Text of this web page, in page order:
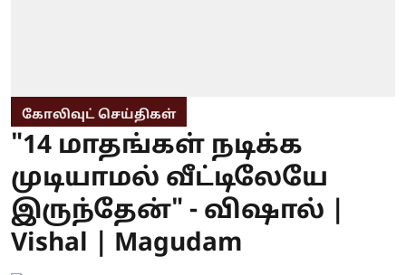
கோலிவுட் செய்திகள்
"14 மாதங்கள் நடிக்க
முடியாமல் வீட்டிலேயே
இருந்தேன்" - விஷால் |
Vishal | Magudam